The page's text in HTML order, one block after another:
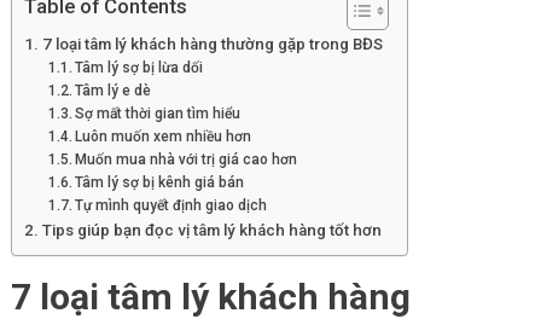
Bất
Động
Table of Contents
7 loại tâm lý khách hàng thường gặp trong BĐS
Tâm lý sợ bị lừa dối
Tâm lý e dè
Sợ mất thời gian tìm hiểu
Luôn muốn xem nhiều hơn
Muốn mua nhà với trị giá cao hơn
Tâm lý sợ bị kênh giá bán
Tự mình quyết định giao dịch
Tips giúp bạn đọc vị tâm lý khách hàng tốt hơn
7 loại tâm lý khách hàng